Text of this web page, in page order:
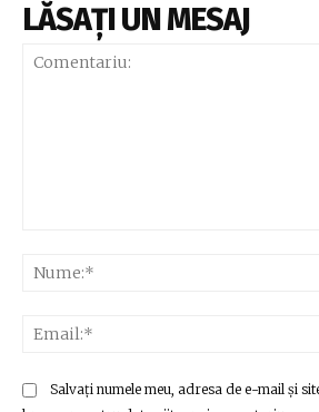
LĂSAȚI UN MESAJ
Salvați numele meu, adresa de e-mail și